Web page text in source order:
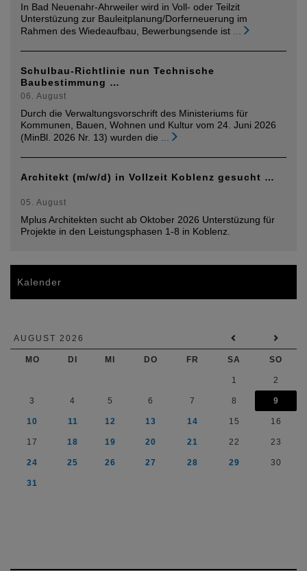
In Bad Neuenahr-Ahrweiler wird in Voll- oder Teilzit
Unterstüzung zur Bauleitplanung/Dorferneuerung im
Rahmen des Wiedeaufbau, Bewerbungsende ist
Schulbau-Richtlinie nun Technische
Baubestimmung …
06. August
Durch die Verwaltungsvorschrift des Ministeriums für
Kommunen, Bauen, Wohnen und Kultur vom 24. Juni 2026
(MinBl. 2026 Nr. 13) wurden die
Architekt (m/w/d) in Vollzeit Koblenz gesucht …
05. August
Mplus Architekten sucht ab Oktober 2026 Unterstüzung für
Projekte in den Leistungsphasen 1-8 in Koblenz.
Kalender
AUGUST 2026
MO DI MI DO FR SA SO
1 2
3 4 5 6 7 8 9
10 11 12 13 14 15 16
17 18 19 20 21 22 23
24 25 26 27 28 29 30
31